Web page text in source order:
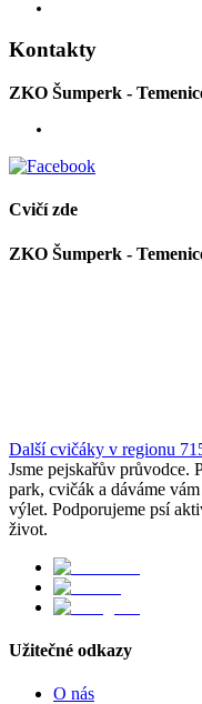
Kontakty
ZKO Šumperk -
Cvičí zde
ZKO Šumperk -
Další cvičáky v regionu
Jsme pejskařův průvodce.
park, cvičák a dáváme
výlet. Podporujeme psí
život.
Užitečné odkazy
O nás